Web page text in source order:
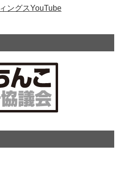
ングスYouTube